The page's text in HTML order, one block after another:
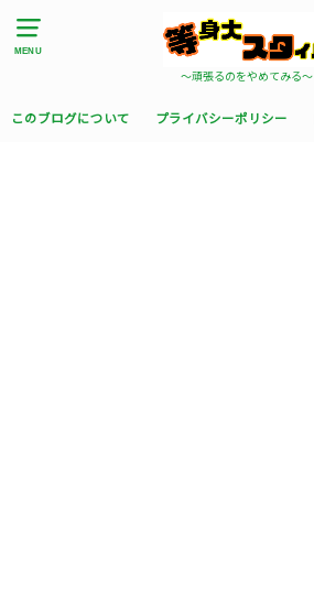
MENU
〜頑張るのをやめてみる〜
このブログについて プライバシーポリシー